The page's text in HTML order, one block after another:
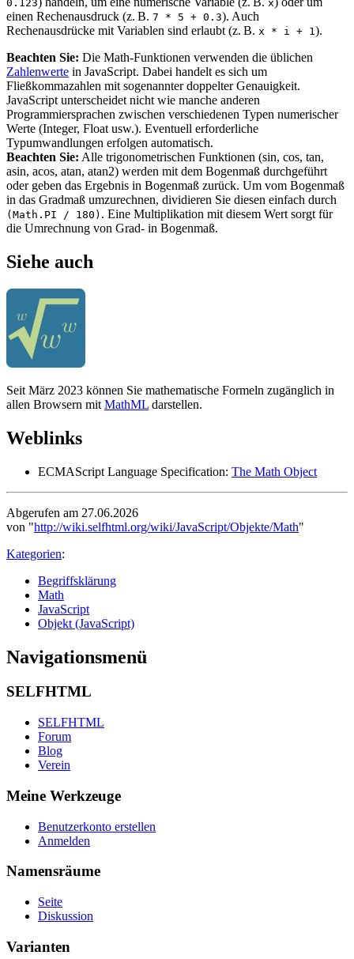
0.123 x
einen Rechenausdruck (z. B. 7 * 5 + 0.3). Auch
Rechenausdrücke mit Variablen sind erlaubt (z. B. x * i + 1).
Beachten Sie: Die Math-Funktionen verwenden die üblichen
Zahlenwerte in JavaScript. Dabei handelt es sich um
Fließkommazahlen mit sogenannter doppelter Genauigkeit.
JavaScript unterscheidet nicht wie manche anderen
Programmiersprachen zwischen verschiedenen Typen numerischer
Werte (Integer, Float usw.). Eventuell erforderliche
Typumwandlungen erfolgen automatisch.
Beachten Sie: Alle trigonometrischen Funktionen (sin, cos, tan,
asin, acos, atan, atan2) werden mit dem Bogenmaß durchgeführt
oder geben das Ergebnis in Bogenmaß zurück. Um vom Bogenmaß
in das Gradmaß umzurechnen, dividieren Sie diesen einfach durch
(Math.PI / 180) . Eine Multiplikation mit diesem Wert sorgt für
die Umrechnung von Grad- in Bogenmaß.
Siehe auch
Seit März 2023 können Sie mathematische Formeln zugänglich in
allen Browsern mit MathML darstellen.
Weblinks
ECMAScript Language Specification: The Math Object
Abgerufen am 27.06.2026
von "http://wiki.selfhtml.org/wiki/JavaScript/Objekte/Math"
Kategorien:
Begriffsklärung
Math
JavaScript
Objekt (JavaScript)
Navigationsmenü
SELFHTML
SELFHTML
Forum
Blog
Verein
Meine Werkzeuge
Benutzerkonto erstellen
Anmelden
Namensräume
Seite
Diskussion
Varianten